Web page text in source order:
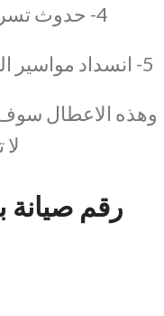
4- حدوث تسريب في مواسير الثلاجة.
5- انسداد مواسير الثلاجة مما يعيق وصول التبريد.
وهذه الاعطال سوف
رقم صيانة